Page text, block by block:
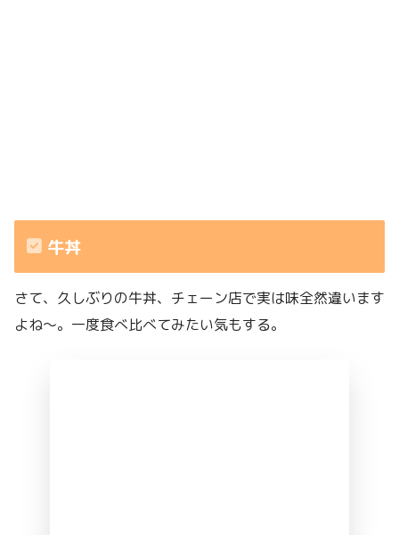
牛丼
さて、久しぶりの牛丼、チェーン店で実は味全然違います
よね〜。一度食べ比べてみたい気もする。